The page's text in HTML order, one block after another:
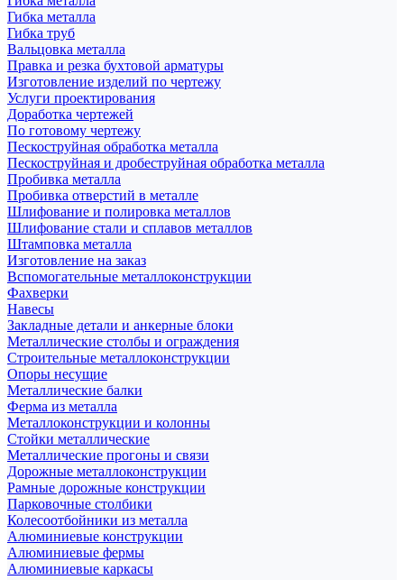
Гибка металла
Гибка труб
Вальцовка металла
Правка и резка бухтовой арматуры
Изготовление изделий по чертежу
Услуги проектирования
Доработка чертежей
По готовому чертежу
Пескоструйная обработка металла
Пескоструйная и дробеструйная обработка металла
Пробивка металла
Пробивка отверстий в металле
Шлифование и полировка металлов
Шлифование стали и сплавов металлов
Штамповка металла
Изготовление на заказ
Вспомогательные металлоконструкции
Фахверки
Навесы
Закладные детали и анкерные блоки
Металлические столбы и ограждения
Строительные металлоконструкции
Опоры несущие
Металлические балки
Ферма из металла
Металлоконструкции и колонны
Стойки металлические
Металлические прогоны и связи
Дорожные металлоконструкции
Рамные дорожные конструкции
Парковочные столбики
Колесоотбойники из металла
Алюминиевые конструкции
Алюминиевые фермы
Алюминиевые каркасы